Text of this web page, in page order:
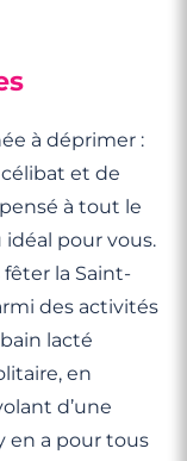
à déprimer :
et de
à tout le
pour vous.
la Saint-
des activités
lacté
en
d’une
en a pour tous